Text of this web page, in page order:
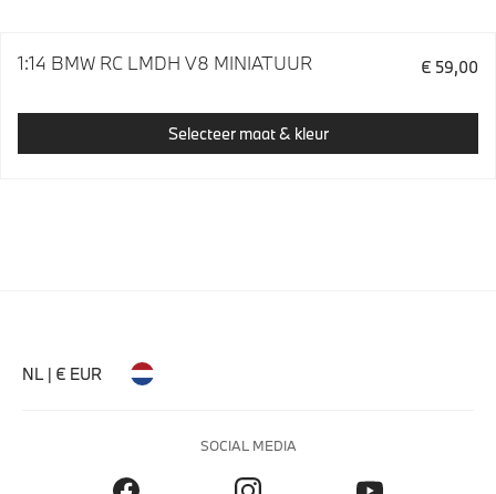
1:14 BMW RC LMDH V8 MINIATUUR € 59,00
Selecteer maat & kleur
NL | € EUR
SOCIAL MEDIA